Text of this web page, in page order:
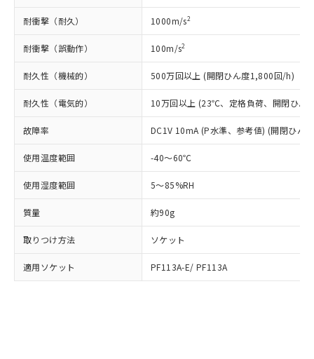
耐衝撃（耐久） 1000m/s2
耐衝撃（誤動作） 100m/s2
耐久性（機械的） 500万回以上 (開閉ひん度1,800回/h)
耐久性（電気的） 10万回以上 (23℃、定格負荷、開閉ひん
故障率 DC1V 10mA (P水準、参考値) (開閉ひん
使用温度範囲 -40～60℃
使用湿度範囲 5～85%RH
質量 約90g
取りつけ方法 ソケット
適用ソケット PF113A-E/ PF113A
ご相談ください。
オムロン制御機器販売店や当社販売拠
販売ネットワーク
」をご確認
ください。
在庫状況および標準価格結果を当社の
事前の承諾なく第三者に漏洩または開
示しないようお願いします。
マイパーツ機能（部品リスト作成サー
メンバーズにご登録されている必要が
登録された部品リストについて、当社
および当社の共同利用者が、当社の製
品・サービスに関するお客様との取
引・商談に必要な範囲で利用すること
をご了承ください。
※当社の共同利用者とは、"個人情報
の共同利用に関して"
の「1.共同利
用者の範囲」に記載されている法人を
フタル酸エステル類の４物質については閾値を超える意
※2 対応予定月
部品在庫の切り替え状況などにより、予定
月が前後することがあります。
※3 非含有証明書ダウンロード
51物質の非含有証明書（当社基準）
※本証明書は発行日時点で非含有を証明す
※2 環境保護使用期限
「ｅ」：有害物質（10物質）のすべてが基
準値以下であることを示します。
「10」：通常の使用状況下において有害物
質が外部に漏えいし、環境に深刻な影響を
及ぼさない年数を意味します。
「－」：未確認です。当社販売部門へお問
い合わせください。
ル、化学兵器、生物兵器またはその他
武器並びにこれらの製造装置等に一切
使用いたしません。
当社は、貴社製品を第三者に販売する
場合は、上記1、2および3の内容を当
該第三者に通知します。また当社は、
販売先および販売に係わる関係者が違
法に輸出するおそれがある場合は、取
り引きをいたしません。
－
在庫なし(最新の在庫状況につ
いては、お客様のお取引先、ま
たはお客様担当のオムロン制御
機器販売店・当社販売員にご確
認ください)
空
受注生産機種、また在庫状況の
情報を公開していない機種